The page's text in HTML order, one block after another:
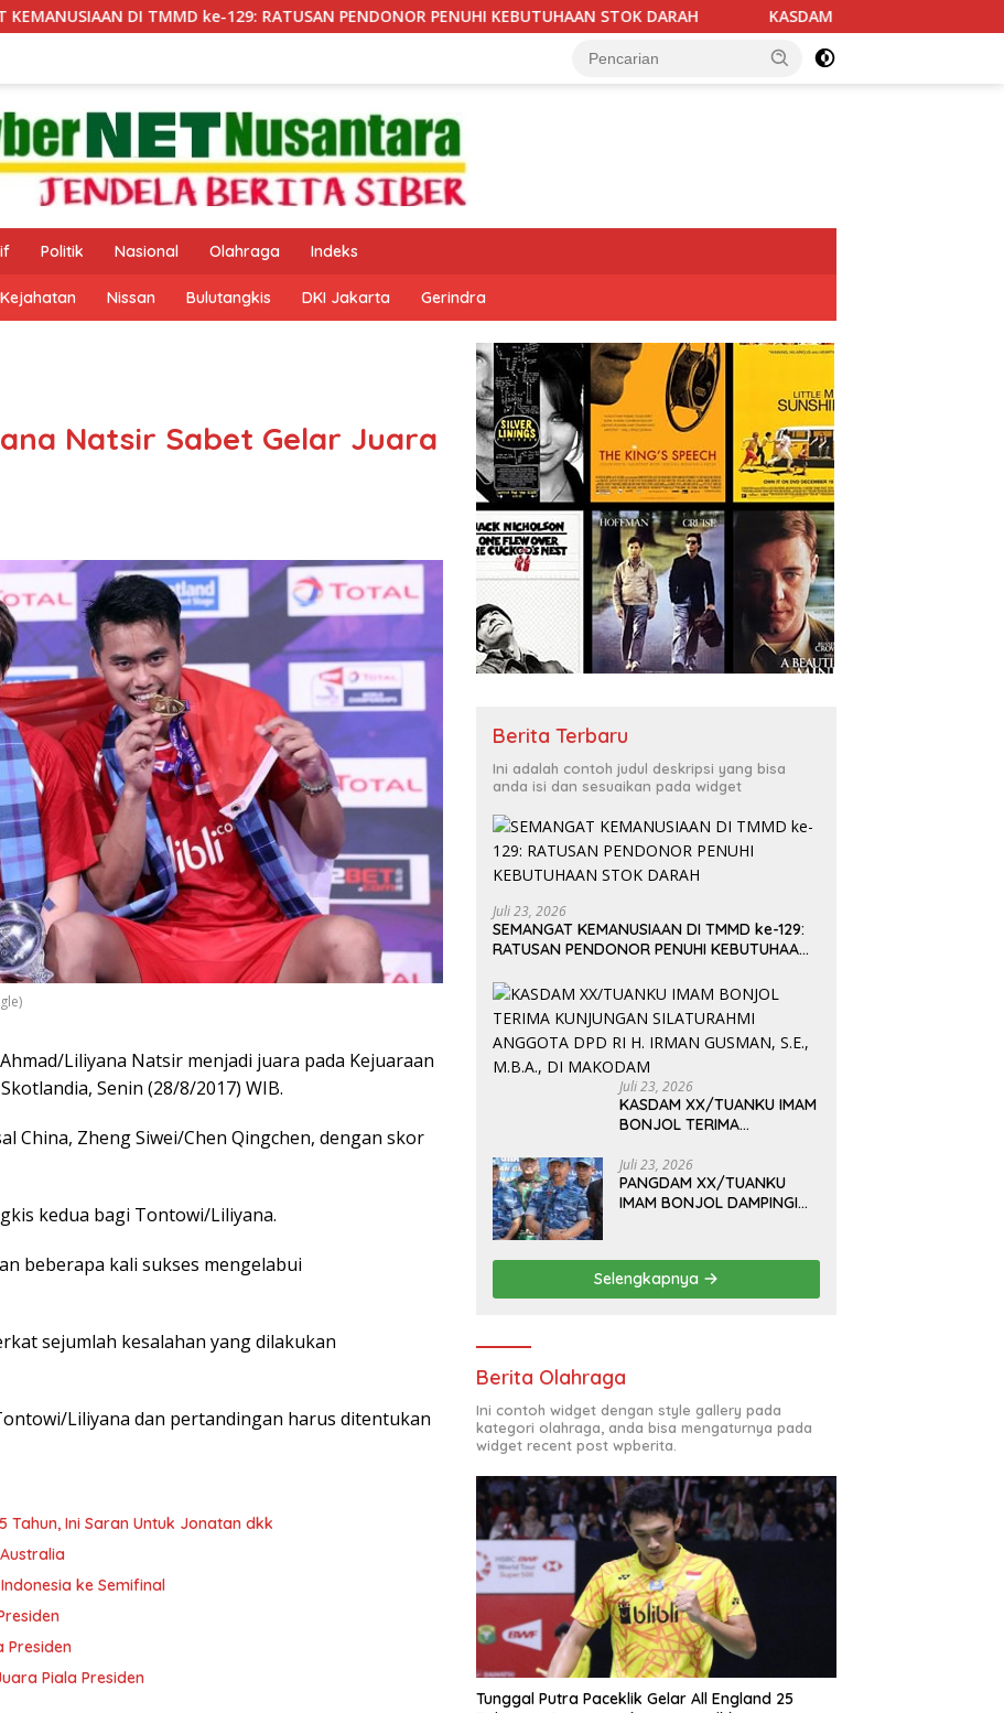
ke-129: RATUSAN PENDONOR PENUHI KEBUTUHAAN STOK DARAH KASDAM XX/TUANKU IMAM BONJOL TERIMA
Politik Nasional Olahraga Indeks
Kejahatan Nissan Bulutangkis DKI Jakarta Gerindra
Natsir Sabet Gelar Juara
Liliyana Natsir menjadi juara pada Kejuaraan
Senin (28/8/2017) WIB.
China, Zheng Siwei/Chen Qingchen, dengan skor
kedua bagi Tontowi/Liliyana.
beberapa kali sukses mengelabui
sejumlah kesalahan yang dilakukan
Liliyana dan pertandingan harus ditentukan
Tahun, Ini Saran Untuk Jonatan dkk
ke Semifinal
Presiden
Piala Presiden
Berita Terbaru
Ini adalah contoh judul deskripsi yang bisa
anda isi dan sesuaikan pada widget
Juli 23, 2026
SEMANGAT KEMANUSIAAN DI TMMD ke-129:
RATUSAN PENDONOR PENUHI KEBUTUHAAN
Juli 23, 2026
KASDAM XX/TUANKU IMAM
BONJOL TERIMA
ANGGOTA DPD RI H. IRMAN
GUSMAN, S.E., M.B.A., DI
MAKODAM
Juli 23, 2026
PANGDAM XX/TUANKU
IMAM BONJOL DAMPINGI
SUTAN SJAHRIR
Selengkapnya
Berita Olahraga
Ini contoh widget dengan style gallery pada
kategori olahraga, anda bisa mengaturnya pada
widget recent post wpberita.
Tunggal Putra Paceklik Gelar All England 25